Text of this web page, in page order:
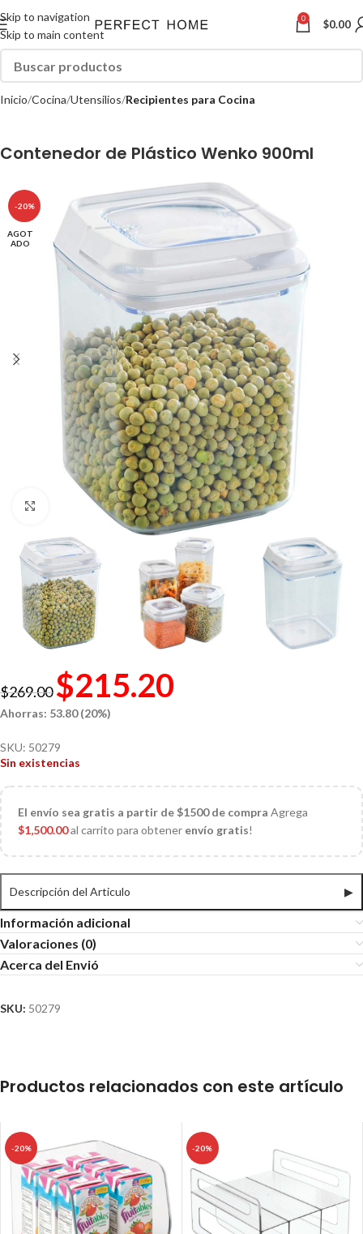
Skip to navigation
Skip to main content
0 $0.00
Inicio Cocina Utensilios Recipientes para Cocina
Contenedor de Plástico Wenko 900ml
-20%
AGOT
ADO
Click to enlarge
$269.00 $215.20
Ahorras: 53.80 (20%)
SKU: 50279
Sin existencias
El envío sea gratis a partir de $1500 de compra Agrega
$1,500.00al carrito para obtener envío gratis!
Descripción del Articulo ▶
Información adicional
Valoraciones (0)
Acerca del Envió
SKU: 50279
Productos relacionados con este artículo
-20% -20%